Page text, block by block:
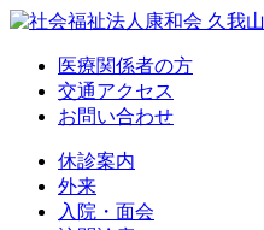
医療関係者の方
交通アクセス
お問い合わせ
休診案内
外来
入院・面会